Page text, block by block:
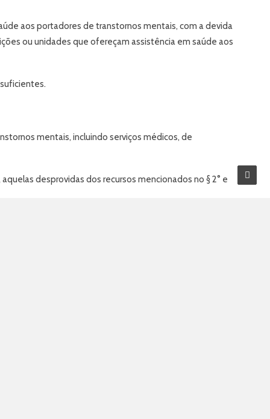
aos portadores de transtornos mentais, com a devida
ou unidades que ofereçam assistência em saúde aos
mentais, incluindo serviços médicos, de
desprovidas dos recursos mencionados no § 2° e